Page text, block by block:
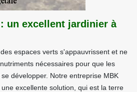
un excellent jardinier à
espaces verts s'appauvrissent et ne
nécessaires pour que les
développer. Notre entreprise MBK
excellente solution, qui est la terre